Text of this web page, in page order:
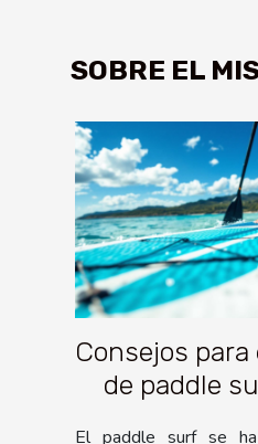
SOBRE EL
Consejos
de paddle
El paddle surf se